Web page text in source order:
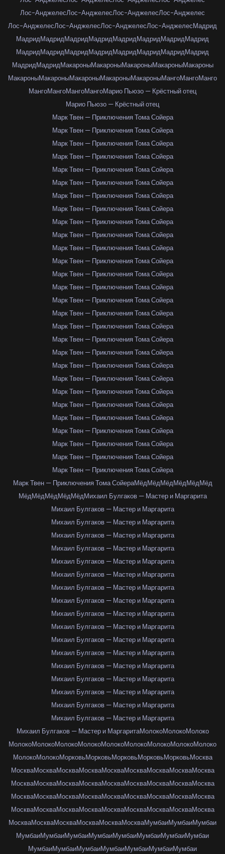
Лос-АнджелесЛос-АнджелесЛос-АнджелесЛос-Анджелес
Лос-АнджелесЛос-АнджелесЛос-АнджелесЛос-АнджелесМадрид
МадридМадридМадридМадридМадридМадридМадридМадрид
МадридМадридМадридМадридМадридМадридМадридМадрид
МадридМадридМакароныМакароныМакароныМакароныМакароны
МакароныМакароныМакароныМакароныМакароныМангоМангоМанго
МангоМангоМангоМангоМарио Пьюзо — Крёстный отец
Марио Пьюзо — Крёстный отец
Марк Твен — Приключения Тома Сойера
Марк Твен — Приключения Тома Сойера
Марк Твен — Приключения Тома Сойера
Марк Твен — Приключения Тома Сойера
Марк Твен — Приключения Тома Сойера
Марк Твен — Приключения Тома Сойера
Марк Твен — Приключения Тома Сойера
Марк Твен — Приключения Тома Сойера
Марк Твен — Приключения Тома Сойера
Марк Твен — Приключения Тома Сойера
Марк Твен — Приключения Тома Сойера
Марк Твен — Приключения Тома Сойера
Марк Твен — Приключения Тома Сойера
Марк Твен — Приключения Тома Сойера
Марк Твен — Приключения Тома Сойера
Марк Твен — Приключения Тома Сойера
Марк Твен — Приключения Тома Сойера
Марк Твен — Приключения Тома Сойера
Марк Твен — Приключения Тома Сойера
Марк Твен — Приключения Тома Сойера
Марк Твен — Приключения Тома Сойера
Марк Твен — Приключения Тома Сойера
Марк Твен — Приключения Тома Сойера
Марк Твен — Приключения Тома Сойера
Марк Твен — Приключения Тома Сойера
Марк Твен — Приключения Тома Сойера
Марк Твен — Приключения Тома Сойера
Марк Твен — Приключения Тома Сойера
Марк Твен — Приключения Тома СойераМёдМёдМёдМёдМёдМёд
МёдМёдМёдМёдМёдМихаил Булгаков — Мастер и Маргарита
Михаил Булгаков — Мастер и Маргарита
Михаил Булгаков — Мастер и Маргарита
Михаил Булгаков — Мастер и Маргарита
Михаил Булгаков — Мастер и Маргарита
Михаил Булгаков — Мастер и Маргарита
Михаил Булгаков — Мастер и Маргарита
Михаил Булгаков — Мастер и Маргарита
Михаил Булгаков — Мастер и Маргарита
Михаил Булгаков — Мастер и Маргарита
Михаил Булгаков — Мастер и Маргарита
Михаил Булгаков — Мастер и Маргарита
Михаил Булгаков — Мастер и Маргарита
Михаил Булгаков — Мастер и Маргарита
Михаил Булгаков — Мастер и Маргарита
Михаил Булгаков — Мастер и Маргарита
Михаил Булгаков — Мастер и Маргарита
Михаил Булгаков — Мастер и Маргарита
Михаил Булгаков — Мастер и МаргаритаМолокоМолокоМолоко
МолокоМолокоМолокоМолокоМолокоМолокоМолокоМолокоМолоко
МолокоМолокоМорковьМорковьМорковьМорковьМорковьМосква
МоскваМоскваМоскваМоскваМоскваМоскваМоскваМоскваМосква
МоскваМоскваМоскваМоскваМоскваМоскваМоскваМоскваМосква
МоскваМоскваМоскваМоскваМоскваМоскваМоскваМоскваМосква
МоскваМоскваМоскваМоскваМоскваМоскваМоскваМоскваМосква
МоскваМоскваМоскваМоскваМоскваМоскваМумбаиМумбаиМумбаи
МумбаиМумбаиМумбаиМумбаиМумбаиМумбаиМумбаиМумбаи
МумбаиМумбаиМумбаиМумбаиМумбаиМумбаиМумбаи